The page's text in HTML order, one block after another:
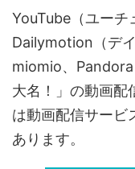
YouTube（ユーチ
Dailymotion（デ
miomio、Pandora
大名！」の動画配
は動画配信サービ
あります。